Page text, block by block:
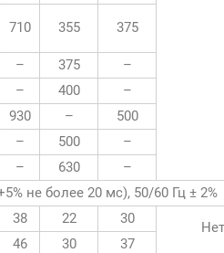
710 355 375
– 375
–
– 400
–
930 –
500
– 500
–
– 630
–
не более 20 мс), 50/60 Гц ± 2%
38 22 30
Нет
46 30
37